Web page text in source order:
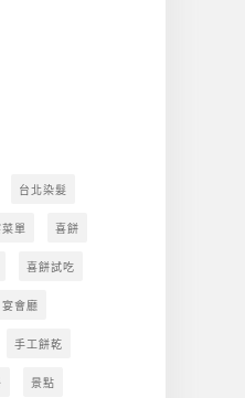
台北染髮
單 喜餅
喜餅試吃
宴會廳
手工餅乾
景點